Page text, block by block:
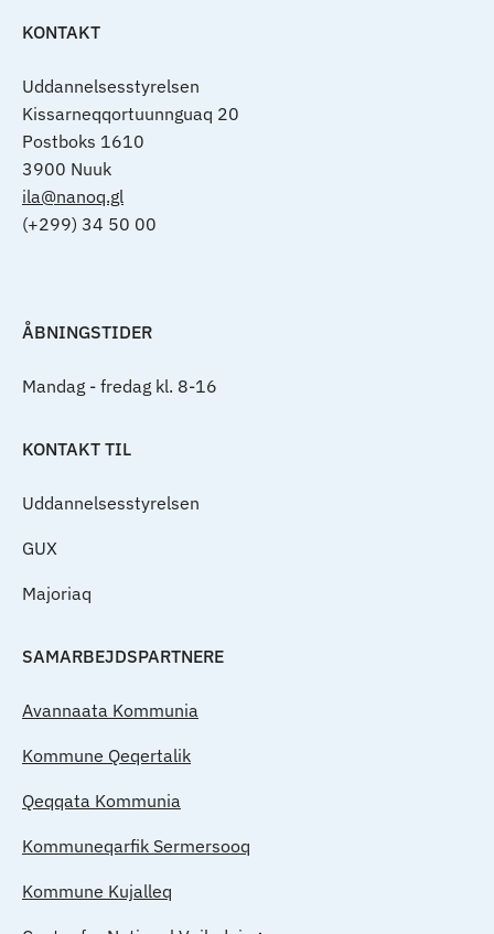
KONTAKT
Uddannelsesstyrelsen
Kissarneqqortuunnguaq 20
Postboks 1610
3900 Nuuk
ila@nanoq.gl
(+299) 34 50 00
ÅBNINGSTIDER
Mandag - fredag kl. 8-16
KONTAKT TIL
Uddannelsesstyrelsen
GUX
Majoriaq
SAMARBEJDSPARTNERE
Avannaata Kommunia
Kommune Qeqertalik
Qeqqata Kommunia
Kommuneqarfik Sermersooq
Kommune Kujalleq